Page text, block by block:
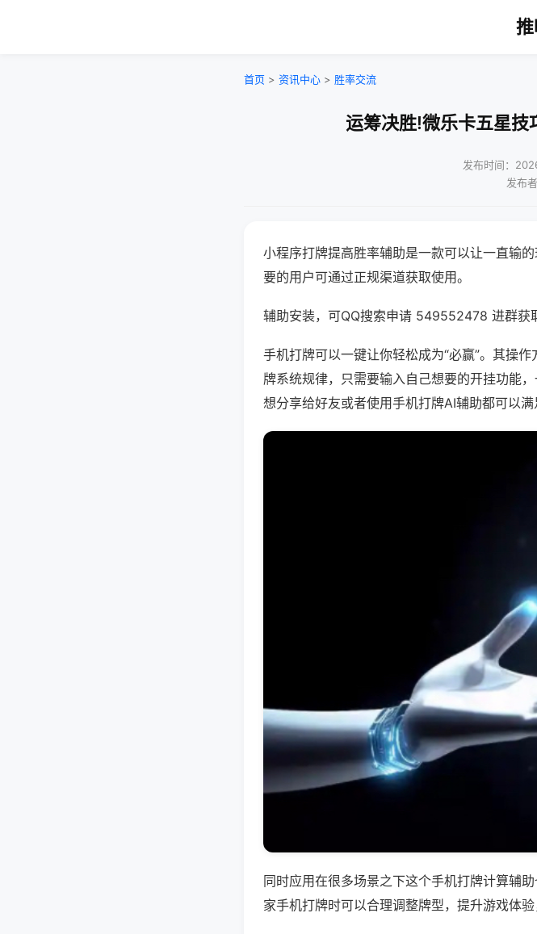
推
首页 > 资讯中心 > 胜率交流
运筹决胜!微乐卡五星技
发布时间：
发布
小程序打牌提高胜率辅助是一款可以让一直输
要的用户可通过正规渠道获取使用。
辅助安装，可QQ搜索申请 549552478 进群获
手机打牌可以一键让你轻松成为“必赢”。其操
牌系统规律，只需要输入自己想要的开挂功能
想分享给好友或者使用手机打牌AI辅助都可以满
同时应用在很多场景之下这个手机打牌计算辅
家手机打牌时可以合理调整牌型，提升游戏体验